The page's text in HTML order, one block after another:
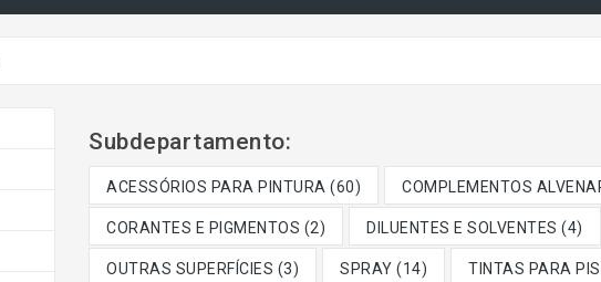
Subdepartamento:
ACESSÓRIOS PARA PINTURA (60) COMPLEMENTOS
CORANTES E PIGMENTOS (2) DILUENTES E SOLVENTES (4)
OUTRAS SUPERFÍCIES (3) SPRAY (14) TINTAS PARA